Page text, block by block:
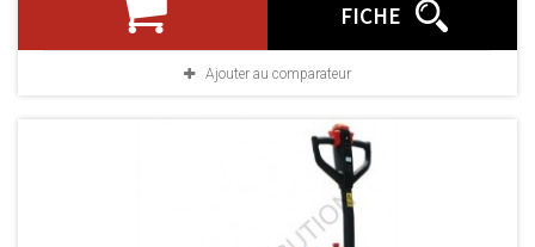
FICHE
Ajouter au comparateur